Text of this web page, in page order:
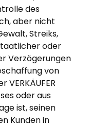
des
aber nicht
Streiks,
oder
Verzögerungen
von
VERKÄUFER
oder aus
ist, seinen
Kunden in